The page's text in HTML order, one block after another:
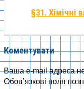
§31. Хімічні
Коментувати
Ваша e-mail адреса
Обов’язкові поля